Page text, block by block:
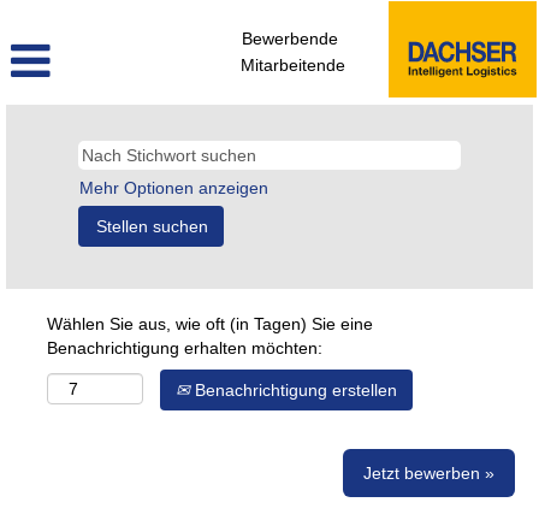
Bewerbende
Mitarbeitende
Mehr Optionen anzeigen
Wählen Sie aus, wie oft (in Tagen) Sie eine
Benachrichtigung erhalten möchten:
Benachrichtigung erstellen
Jetzt bewerben »